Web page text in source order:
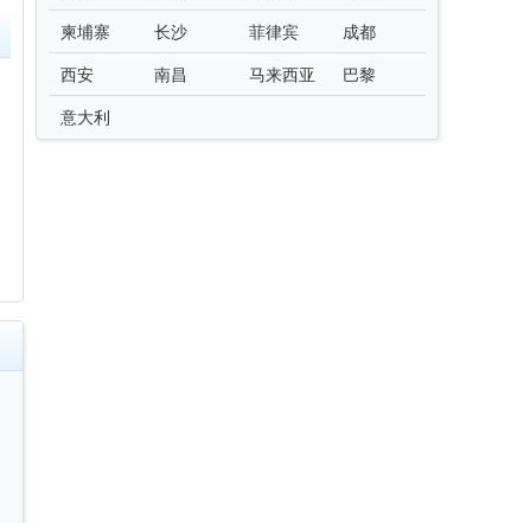
柬埔寨 长沙 菲律宾 成都
西安 南昌 马来西亚 巴黎
意大利